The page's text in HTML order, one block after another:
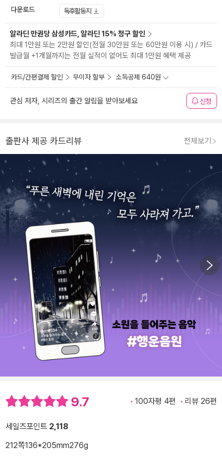
다운로드 독후활동지
알라딘 만권당 삼성카드, 알라딘 15% 청구 할인
최대 1만원 또는 2만원 할인(전월 30만원 또는 60만원 이용 시) / 카드
발급월 +1개월까지는 전월 실적이 없어도 최대 1만원 혜택 제공
카드/간편결제 할인 무이자 할부 소득공제 640원
관심 저자, 시리즈의 출간 알림을 받아보세요 신청
출판사 제공 카드리뷰 전체보기
9.7 100자평 4편 리뷰 26편
세일즈포인트 2,118
212쪽136*205mm276g